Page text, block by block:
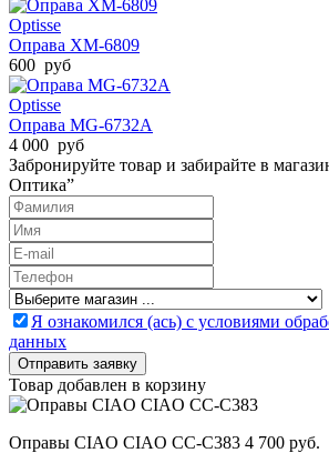
Optisse
Оправа XM-6809
600 руб
Optisse
Оправа MG-6732A
4 000 руб
Забронируйте товар и забирайте в
Оптика”
Я ознакомился (ась) с условиями
данных
Товар добавлен в корзину
Оправы CIAO CIAO CC-C383 4 700 руб.